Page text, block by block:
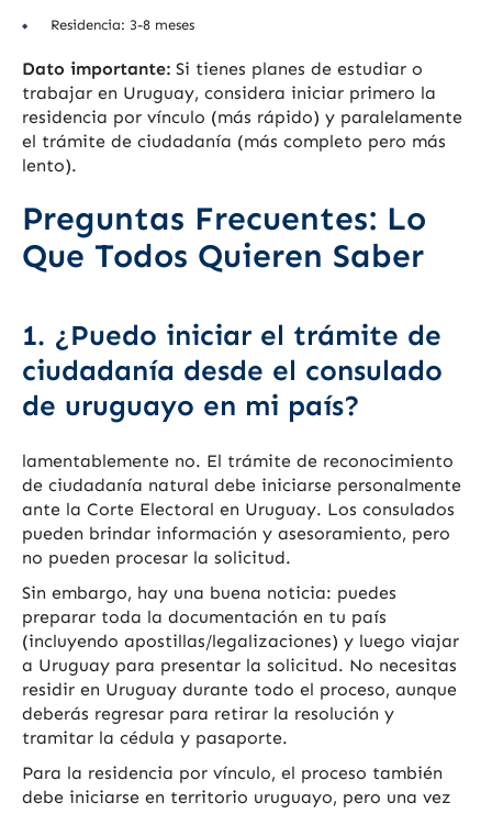
Residencia: 3-8 meses
Dato importante: Si tienes planes de estudiar o
trabajar en Uruguay, considera iniciar primero la
residencia por vínculo (más rápido) y paralelamente
el trámite de ciudadanía (más completo pero más
lento).
Preguntas Frecuentes: Lo
Que Todos Quieren Saber
1. ¿Puedo iniciar el trámite de
ciudadanía desde el consulado
de uruguayo en mi país?
lamentablemente no. El trámite de reconocimiento
de ciudadanía natural debe iniciarse personalmente
ante la Corte Electoral en Uruguay. Los consulados
pueden brindar información y asesoramiento, pero
no pueden procesar la solicitud.
Sin embargo, hay una buena noticia: puedes
preparar toda la documentación en tu país
(incluyendo apostillas/legalizaciones) y luego viajar
a Uruguay para presentar la solicitud. No necesitas
residir en Uruguay durante todo el proceso, aunque
deberás regresar para retirar la resolución y
tramitar la cédula y pasaporte.
Para la residencia por vínculo, el proceso también
debe iniciarse en territorio uruguayo, pero una vez